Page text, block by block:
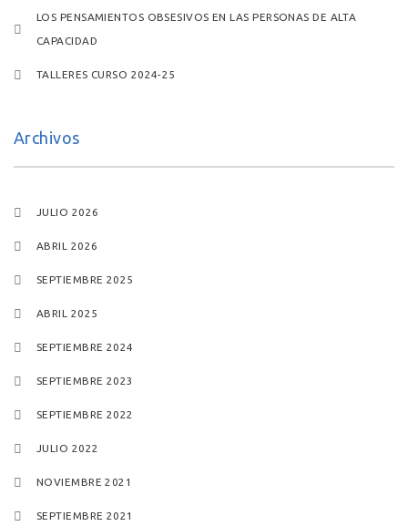
LOS PENSAMIENTOS OBSESIVOS EN LAS PERSONAS DE ALTA
CAPACIDAD
TALLERES CURSO 2024-25
Archivos
JULIO 2026
ABRIL 2026
SEPTIEMBRE 2025
ABRIL 2025
SEPTIEMBRE 2024
SEPTIEMBRE 2023
SEPTIEMBRE 2022
JULIO 2022
NOVIEMBRE 2021
SEPTIEMBRE 2021